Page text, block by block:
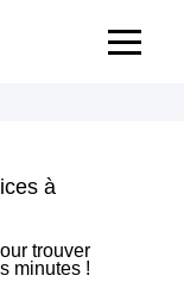
à
trouver
minutes !